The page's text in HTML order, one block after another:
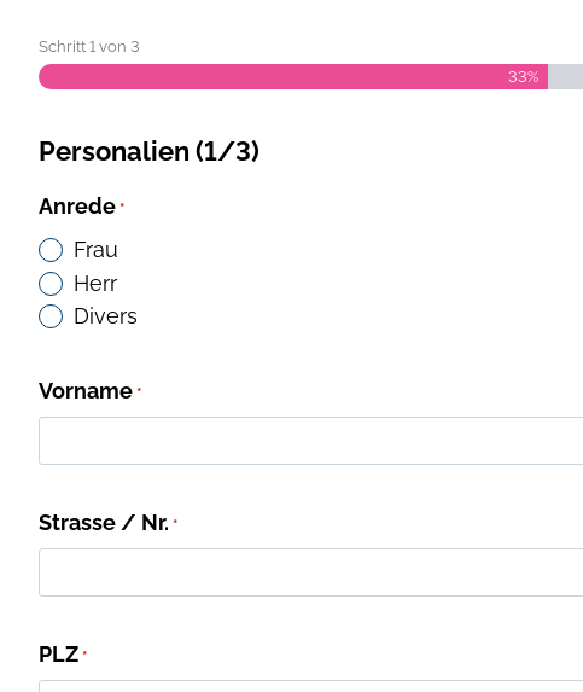
Schritt 1 von 3
33%
Personalien (1/3)
Anrede *
Frau
Herr
Divers
Vorname *
Strasse / Nr. *
PLZ *